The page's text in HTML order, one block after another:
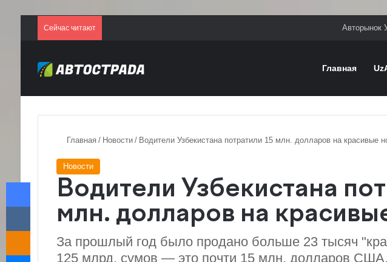
Сейчас читают Авторынок
Главная
Главная / Новости / Водители Узбекистана потратили 15 млн. долларов на красивые
Новости
Водители Узбекистана
млн. долларов на
За прошлый год было продано больше 23 тысяч
125 млрд. сумов — это почти 15 млн. долларов США.
Facebook
VKontakte
Messenger